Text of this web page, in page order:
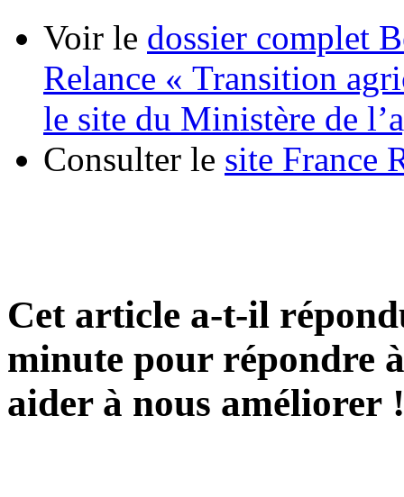
Voir le dossier complet
Relance « Transition
le site du Ministère de
Consulter le site France
Cet article a-t-il
minute pour répondre
aider à nous améliorer !